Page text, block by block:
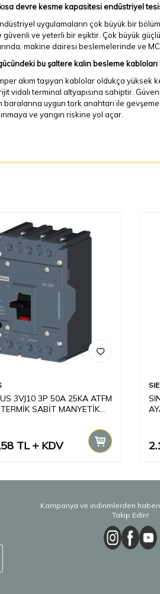
devre kesme kapasitesi endüstriyel
uygulamaların çok büyük bir
güvenli ve yeterli bir eşiktir. Çok büyük
makine dairesi beslemelerinde ve
bu şaltere kalın besleme kabloları
akım taşıyan kablolar oldukça yüksek
rijit vidalı terminal altyapısına sahiptir.
baralarına uygun tork anahtarı ile
ve yangın riskine yol açar.
3VJ10 3P 50A 25KA ATFM
SABİT MANYETİK
TL KDV
Kampanya ve indirimlerden
Takip Edin!